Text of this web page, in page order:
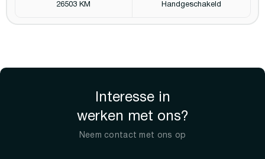
26503 KM Handgeschakeld
Interesse in
werken met ons?
Neem contact met ons op